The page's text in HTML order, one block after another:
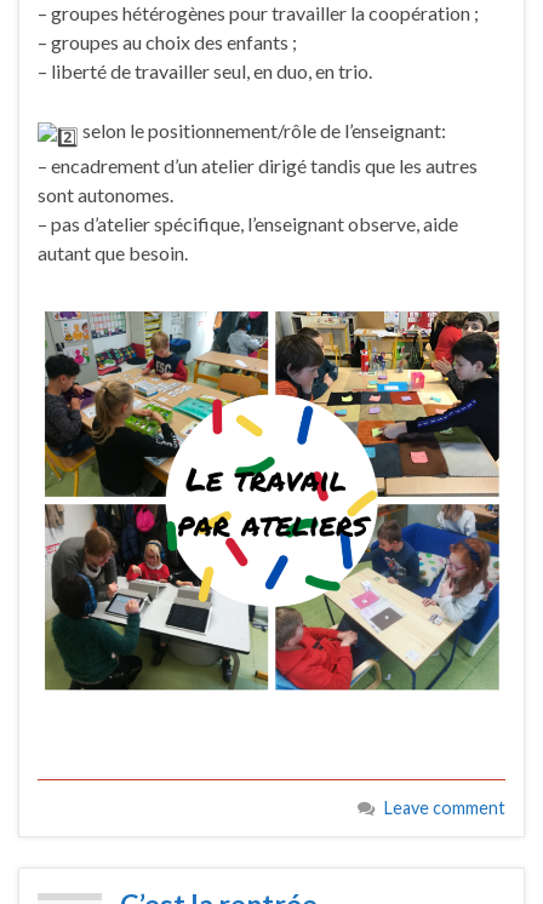
– groupes hétérogènes pour travailler la coopération ;
– groupes au choix des enfants ;
– liberté de travailler seul, en duo, en trio.
selon le positionnement/rôle de l’enseignant:
– encadrement d’un atelier dirigé tandis que les autres
sont autonomes.
– pas d’atelier spécifique, l’enseignant observe, aide
autant que besoin.
Leave comment